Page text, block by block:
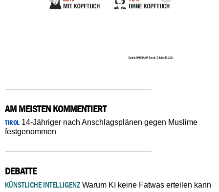
AM MEISTEN KOMMENTIERT
TIROL14-Jähriger nach Anschlagsplänen gegen Muslime
festgenommen
DEBATTE
KÜNSTLICHE INTELLIGENZ Warum KI keine Fatwas erteilen kann